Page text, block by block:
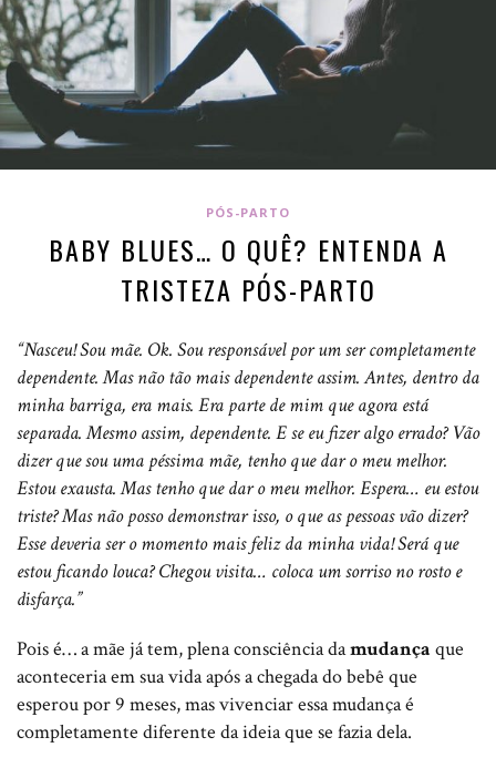
PÓS-PARTO
BABY BLUES… O QUÊ? ENTENDA A
TRISTEZA PÓS-PARTO
“Nasceu! Sou mãe. Ok. Sou responsável por um ser completamente
dependente. Mas não tão mais dependente assim. Antes, dentro da
minha barriga, era mais. Era parte de mim que agora está
separada. Mesmo assim, dependente. E se eu fizer algo errado? Vão
dizer que sou uma péssima mãe, tenho que dar o meu melhor.
Estou exausta. Mas tenho que dar o meu melhor. Espera… eu estou
triste? Mas não posso demonstrar isso, o que as pessoas vão dizer?
Esse deveria ser o momento mais feliz da minha vida! Será que
estou ficando louca? Chegou visita… coloca um sorriso no rosto e
disfarça.”
Pois é… a mãe já tem, plena consciência damudança que
aconteceria em sua vida após a chegada do bebê que
esperou por 9 meses, mas vivenciar essa mudança é
completamente diferente da ideia que se fazia dela.